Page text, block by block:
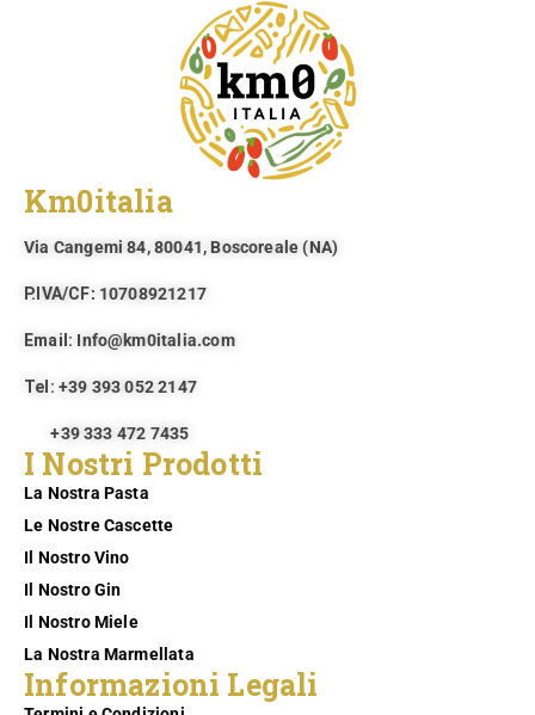
Km0italia
Via Cangemi 84, 80041, Boscoreale (NA)​
P.IVA/CF: 10708921217
Email: Info@km0italia.com
Tel: +39 393 052 2147
+39 333 472 7435
I Nostri Prodotti
La Nostra Pasta
Le Nostre Cascette
Il Nostro Vino
Il Nostro Gin
Il Nostro Miele
La Nostra Marmellata
Informazioni Legali